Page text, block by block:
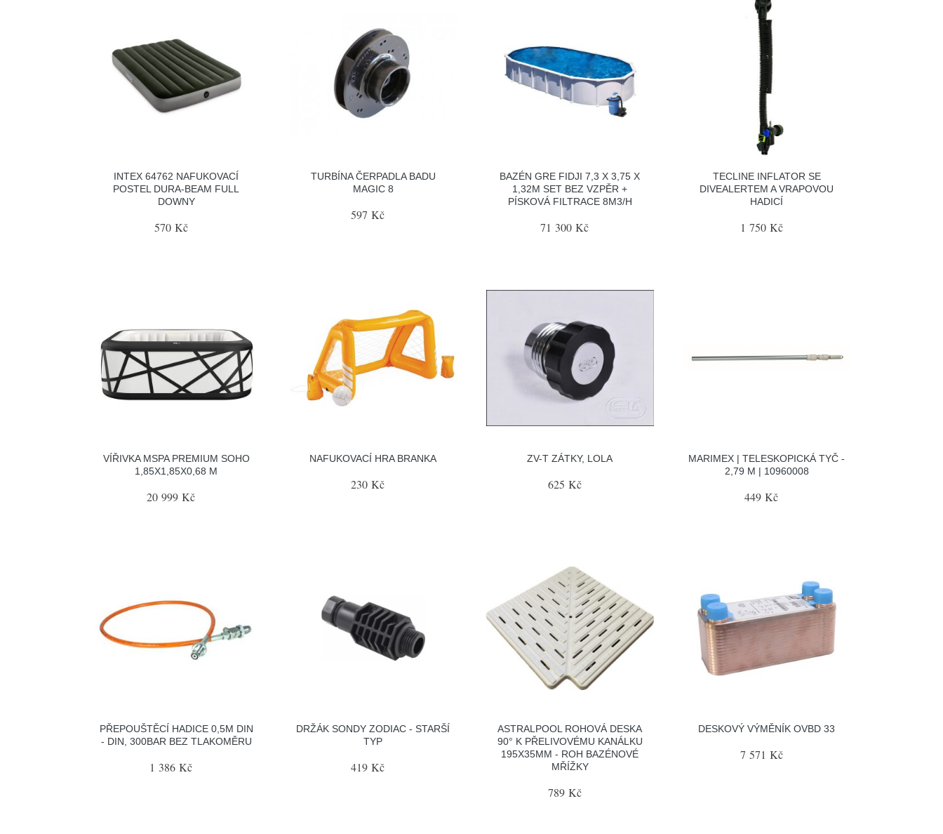
INTEX 64762 NAFUKOVACÍ
POSTEL DURA-BEAM FULL
DOWNY
570 Kč
TURBÍNA ČERPADLA BADU
MAGIC 8
597 Kč
BAZÉN GRE FIDJI 7,3 X 3,75 X
1,32M SET BEZ VZPĚR +
PÍSKOVÁ FILTRACE 8M3/H
71 300 Kč
TECLINE INFLATOR SE
DIVEALERTEM A VRAPOVOU
HADICÍ
1 750 Kč
VÍŘIVKA MSPA PREMIUM SOHO
1,85X1,85X0,68 M
20 999 Kč
NAFUKOVACÍ HRA BRANKA
230 Kč
ZV-T ZÁTKY, LOLA
625 Kč
MARIMEX | TELESKOPICKÁ TYČ -
2,79 M | 10960008
449 Kč
PŘEPOUŠTĚCÍ HADICE 0,5M DIN
- DIN, 300BAR BEZ TLAKOMĚRU
1 386 Kč
DRŽÁK SONDY ZODIAC - STARŠÍ
TYP
419 Kč
ASTRALPOOL ROHOVÁ DESKA
90° K PŘELIVOVÉMU KANÁLKU
195X35MM - ROH BAZÉNOVÉ
MŘÍŽKY
789 Kč
DESKOVÝ VÝMĚNÍK OVBD 33
7 571 Kč